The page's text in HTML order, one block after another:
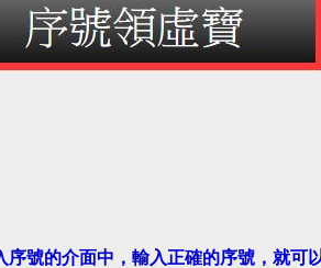
序號的介面中，輸入正確的序號，就可